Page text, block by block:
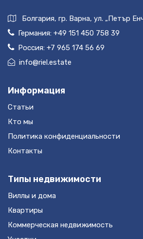
Болгария, гр. Варна, ул. „Петър
Германия: +49 151 450 758 39
Россия: +7 965 174 56 69
info@riel.estate
Информация
Статьи
Кто мы
Политика конфиденциальности
Контакты
Типы недвижимости
Виллы и дома
Квартиры
Коммерческая недвижимость